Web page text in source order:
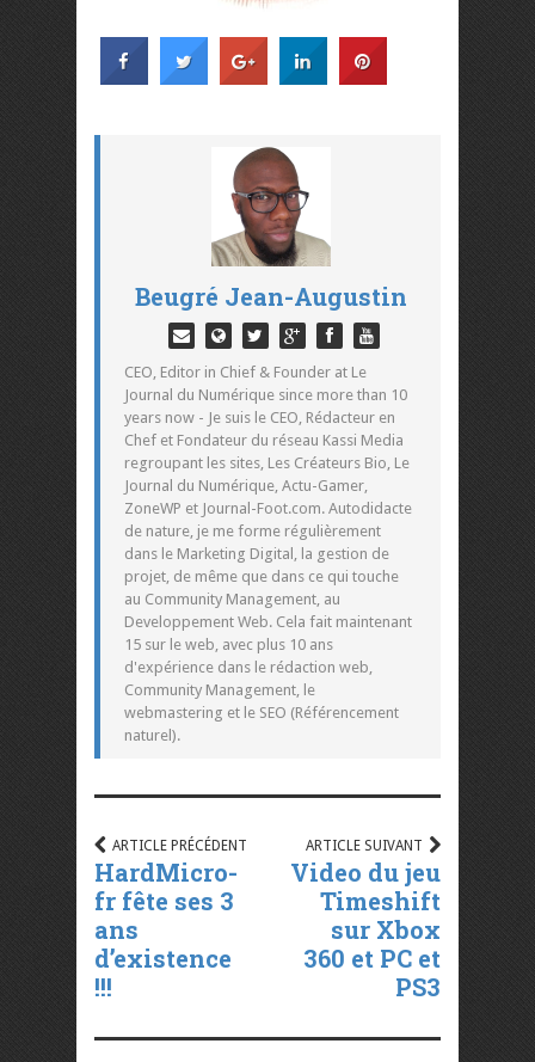
Beugré Jean-Augustin
CEO, Editor in Chief & Founder at Le
Journal du Numérique since more than 10
years now - Je suis le CEO, Rédacteur en
Chef et Fondateur du réseau Kassi Media
regroupant les sites, Les Créateurs Bio, Le
Journal du Numérique, Actu-Gamer,
ZoneWP et Journal-Foot.com. Autodidacte
de nature, je me forme régulièrement
dans le Marketing Digital, la gestion de
projet, de même que dans ce qui touche
au Community Management, au
Developpement Web. Cela fait maintenant
15 sur le web, avec plus 10 ans
d'expérience dans le rédaction web,
Community Management, le
webmastering et le SEO (Référencement
naturel).
ARTICLE PRÉCÉDENT
HardMicro-
fr fête ses 3
ans
d’existence
!!!
ARTICLE SUIVANT
Video du jeu
Timeshift
sur Xbox
360 et PC et
PS3